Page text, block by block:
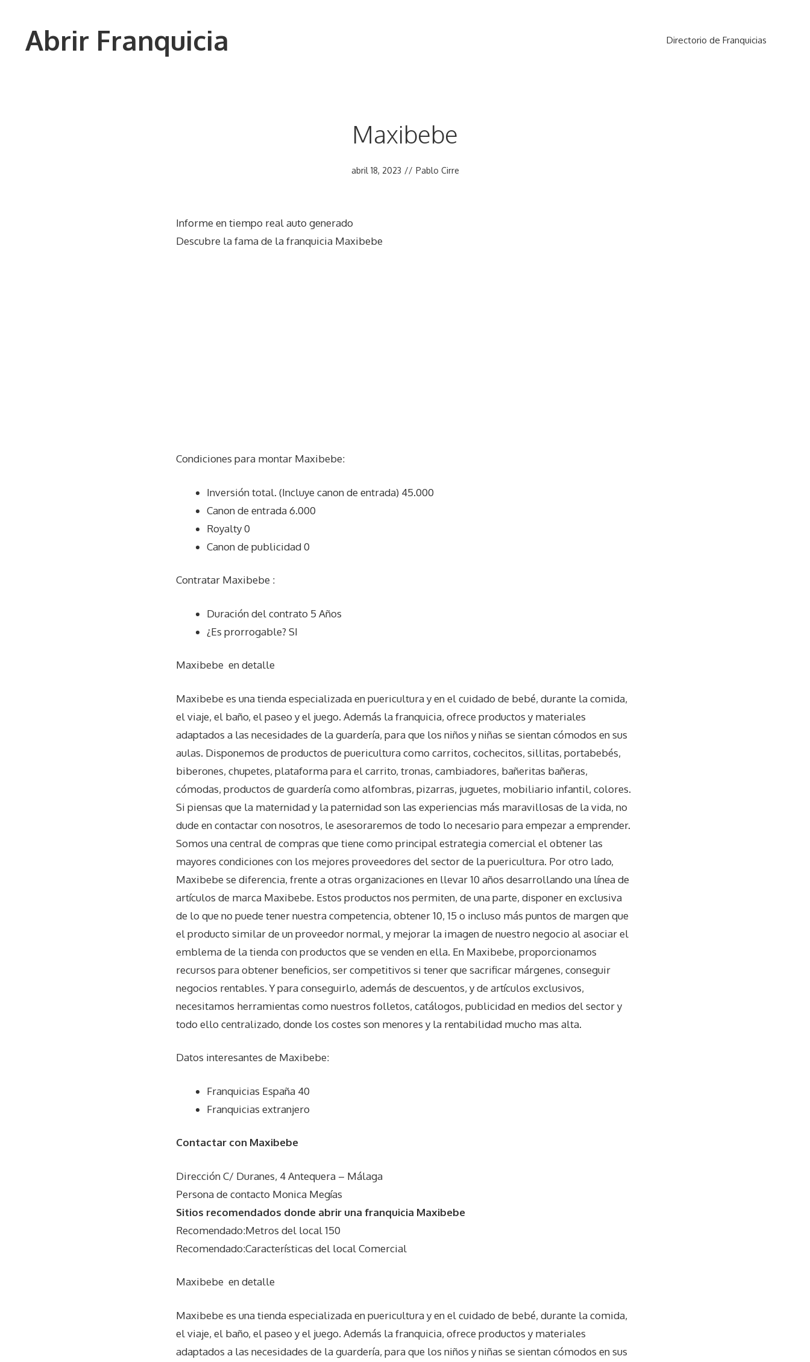
contenidoAbrir Franquicia Directorio de Franquicias
Maxibebe
abril 18, 2023 // Pablo Cirre
Informe en tiempo real auto generado
Descubre la fama de la franquicia Maxibebe
Condiciones para montar Maxibebe:
Inversión total. (Incluye canon de entrada) 45.000
Canon de entrada 6.000
Royalty 0
Canon de publicidad 0
Contratar Maxibebe :
Duración del contrato 5 Años
¿Es prorrogable? SI
Maxibebe en detalle
Maxibebe es una tienda especializada en puericultura y en el cuidado de bebé, durante la comida,
el viaje, el baño, el paseo y el juego. Además la franquicia, ofrece productos y materiales
adaptados a las necesidades de la guardería, para que los niños y niñas se sientan cómodos en sus
aulas. Disponemos de productos de puericultura como carritos, cochecitos, sillitas, portabebés,
biberones, chupetes, plataforma para el carrito, tronas, cambiadores, bañeritas bañeras,
cómodas, productos de guardería como alfombras, pizarras, juguetes, mobiliario infantil, colores.
Si piensas que la maternidad y la paternidad son las experiencias más maravillosas de la vida, no
dude en contactar con nosotros, le asesoraremos de todo lo necesario para empezar a emprender.
Somos una central de compras que tiene como principal estrategia comercial el obtener las
mayores condiciones con los mejores proveedores del sector de la puericultura. Por otro lado,
Maxibebe se diferencia, frente a otras organizaciones en llevar 10 años desarrollando una línea de
artículos de marca Maxibebe. Estos productos nos permiten, de una parte, disponer en exclusiva
de lo que no puede tener nuestra competencia, obtener 10, 15 o incluso más puntos de margen que
el producto similar de un proveedor normal, y mejorar la imagen de nuestro negocio al asociar el
emblema de la tienda con productos que se venden en ella. En Maxibebe, proporcionamos
recursos para obtener beneficios, ser competitivos si tener que sacrificar márgenes, conseguir
negocios rentables. Y para conseguirlo, además de descuentos, y de artículos exclusivos,
necesitamos herramientas como nuestros folletos, catálogos, publicidad en medios del sector y
todo ello centralizado, donde los costes son menores y la rentabilidad mucho mas alta.
Datos interesantes de Maxibebe:
Franquicias España 40
Franquicias extranjero
Contactar con Maxibebe
Dirección C/ Duranes, 4 Antequera – Málaga
Persona de contacto Monica Megías
Sitios recomendados donde abrir una franquicia Maxibebe
Recomendado:Metros del local 150
Recomendado:Características del local Comercial
Maxibebe en detalle
Maxibebe es una tienda especializada en puericultura y en el cuidado de bebé, durante la comida,
el viaje, el baño, el paseo y el juego. Además la franquicia, ofrece productos y materiales
adaptados a las necesidades de la guardería, para que los niños y niñas se sientan cómodos en sus